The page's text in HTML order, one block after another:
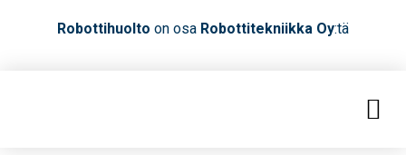
Robottihuolto on osa Robottitekniikka Oy:tä